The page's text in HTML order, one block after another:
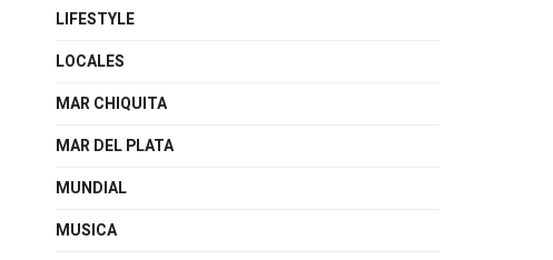
LIFESTYLE
LOCALES
MAR CHIQUITA
MAR DEL PLATA
MUNDIAL
MUSICA